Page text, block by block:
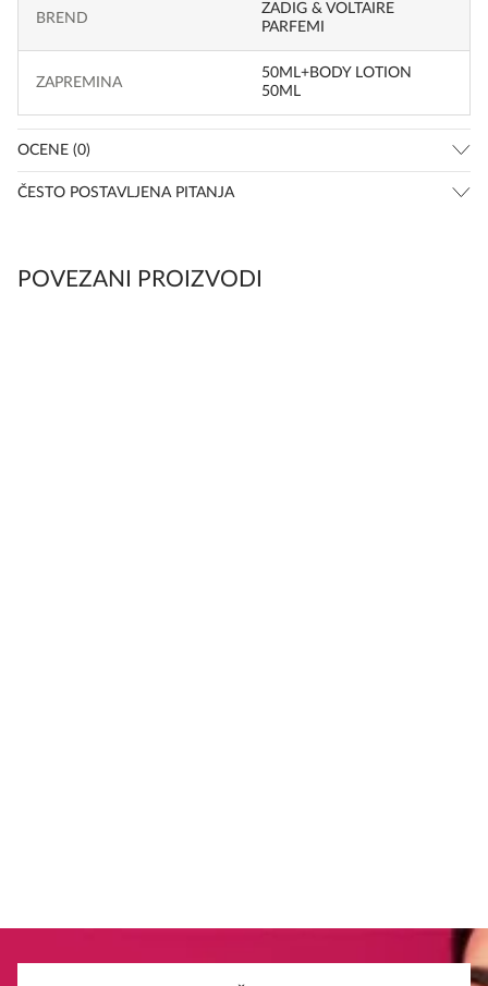
BREND
ZADIG & VOLTAIRE
PARFEMI
ZAPREMINA
50ML+BODY LOTION
50ML
OCENE (0)
ČESTO POSTAVLJENA PITANJA
POVEZANI PROIZVODI